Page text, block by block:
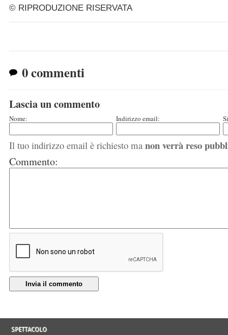
© RIPRODUZIONE RISERVATA
0 commenti
Lascia un commento
Nome: Indirizzo email:
Il tuo indirizzo email è richiesto ma non verrà reso
Commento:
Invia il commento